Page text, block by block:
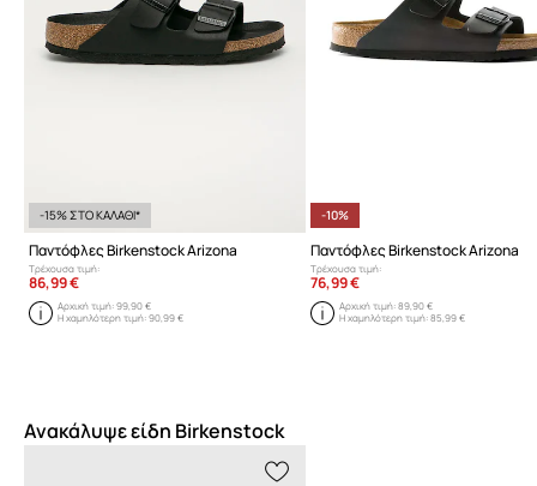
-15% ΣΤΟ ΚΑΛΑΘΙ*
Παντόφλες Birkenstock Arizona
Τρέχουσα τιμή:
86,99 €
Αρχική τιμή:99,90 €
Η χαμηλότερη τιμή:90,99 €
-10%
Παντόφλες Birkenstock Arizona
Τρέχουσα τιμή:
76,99 €
Αρχική τιμή: 89,90 €
Η χαμηλότερη τιμή: 85,99 €
Ανακάλυψε είδη Birkenstock